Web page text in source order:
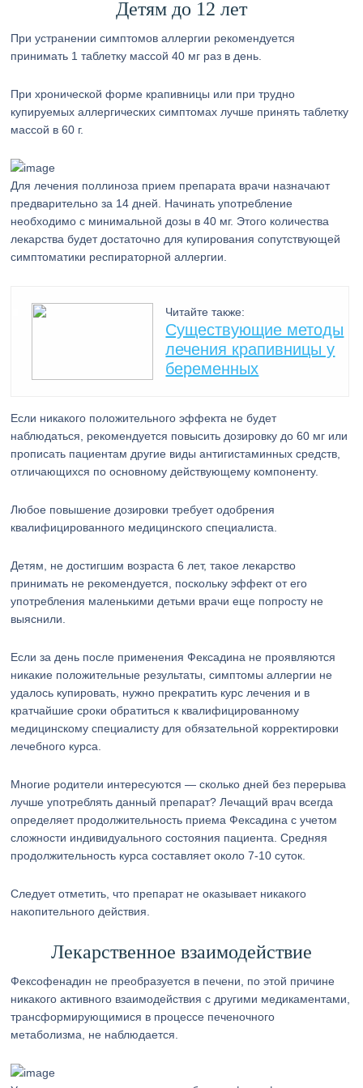
Детям до 12 лет
При устранении симптомов аллергии рекомендуется
принимать 1 таблетку массой 40 мг раз в день.
При хронической форме крапивницы или при трудно
купируемых аллергических симптомах лучше принять таблетку
массой в 60 г.
Для лечения поллиноза прием препарата врачи назначают
предварительно за 14 дней. Начинать употребление
необходимо с минимальной дозы в 40 мг. Этого количества
лекарства будет достаточно для купирования сопутствующей
симптоматики респираторной аллергии.
Читайте также:
Существующие методы
лечения крапивницы у
беременных
Если никакого положительного эффекта не будет
наблюдаться, рекомендуется повысить дозировку до 60 мг или
прописать пациентам другие виды антигистаминных средств,
отличающихся по основному действующему компоненту.
Любое повышение дозировки требует одобрения
квалифицированного медицинского специалиста.
Детям, не достигшим возраста 6 лет, такое лекарство
принимать не рекомендуется, поскольку эффект от его
употребления маленькими детьми врачи еще попросту не
выяснили.
Если за день после применения Фексадина не проявляются
никакие положительные результаты, симптомы аллергии не
удалось купировать, нужно прекратить курс лечения и в
кратчайшие сроки обратиться к квалифицированному
медицинскому специалисту для обязательной корректировки
лечебного курса.
Многие родители интересуются — сколько дней без перерыва
лучше употреблять данный препарат? Лечащий врач всегда
определяет продолжительность приема Фексадина с учетом
сложности индивидуального состояния пациента. Средняя
продолжительность курса составляет около 7-10 суток.
Следует отметить, что препарат не оказывает никакого
накопительного действия.
Лекарственное взаимодействие
Фексофенадин не преобразуется в печени, по этой причине
никакого активного взаимодействия с другими медикаментами,
трансформирующимися в процессе печеночного
метаболизма, не наблюдается.